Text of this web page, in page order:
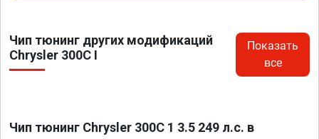
Чип тюнинг других модификаций
Chrysler 300C I
Показать
все
Чип тюнинг Chrysler 300C 1 3.5 249 л.с. в